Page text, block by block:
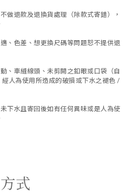
做退款及退換貨處理（除款式寄錯），
、色差、想更換尺碼等問題恕不提供退
、車縫線頭、未剪開之釦眼或口袋（自
人為使用所造成的破損或下水之褪色 /
下水且寄回後如有任何異味或是人為使
式